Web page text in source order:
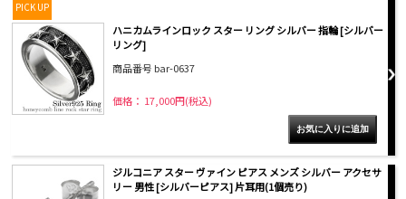
PICK UP
ハニカムラインロック スター リング シルバー 指輪 [シルバー
リング]
商品番号 bar-0637
価格： 17,000円(税込)
ジルコニア スター ヴァイン ピアス メンズ シルバー アクセサ
リー 男性 [シルバーピアス] 片耳用(1個売り)